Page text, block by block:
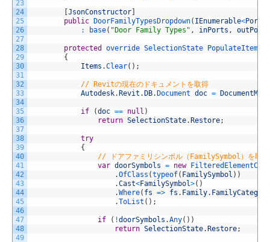
23
24
25
26
27
28
29
30
31
32
33
34
35
36
37
38
39
40
41
42
43
44
45
46
47
48
49
JsonConstructor
public
DoorFamilyTypesDropdown( IEnumerable<
:
base( "Door Family Types" , inPorts , outPorts
protected override SelectionState
{
Items .Clear( ) ;
// Revitの現在のドキュメントを取得
Autodesk. Revit . DB. Document doc =
if (doc == null )
return SelectionState. Restore;
try
{
// ドアファミリシンボル（FamilySymbol）を取得
var doorSymbols = new
.OfClass (typeof( FamilySymbol ) )
.Cast<FamilySymbol>( )
.Where( fs => fs . Family. FamilyCategory
.ToList ( ) ;
if ( !doorSymbols .Any( ) )
return SelectionState. Restore;